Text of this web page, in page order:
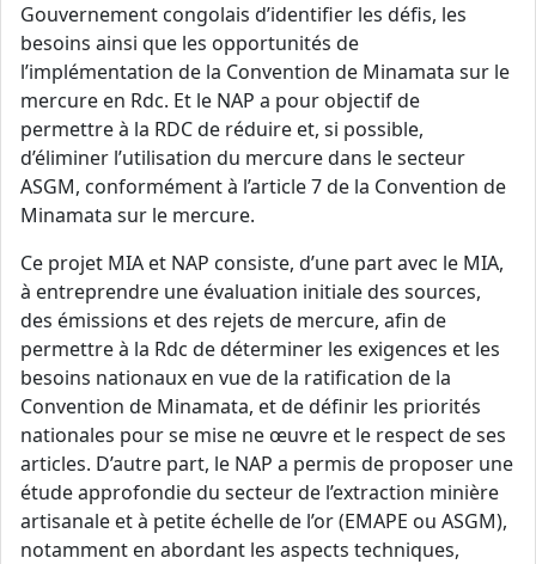
Gouvernement congolais d’identifier les défis, les
besoins ainsi que les opportunités de
l’implémentation de la Convention de Minamata sur le
mercure en Rdc. Et le NAP a pour objectif de
permettre à la RDC de réduire et, si possible,
d’éliminer l’utilisation du mercure dans le secteur
ASGM, conformément à l’article 7 de la Convention de
Minamata sur le mercure.
Ce projet MIA et NAP consiste, d’une part avec le MIA,
à entreprendre une évaluation initiale des sources,
des émissions et des rejets de mercure, afin de
permettre à la Rdc de déterminer les exigences et les
besoins nationaux en vue de la ratification de la
Convention de Minamata, et de définir les priorités
nationales pour se mise ne œuvre et le respect de ses
articles. D’autre part, le NAP a permis de proposer une
étude approfondie du secteur de l’extraction minière
artisanale et à petite échelle de l’or (EMAPE ou ASGM),
notamment en abordant les aspects techniques,